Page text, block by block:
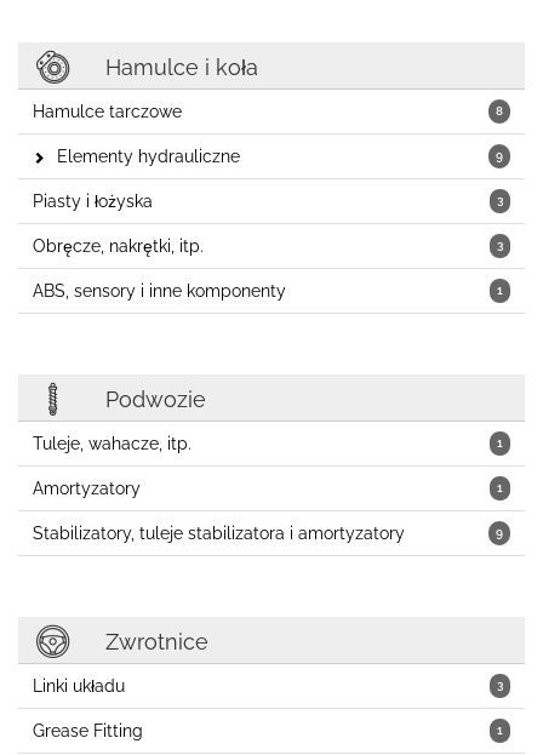
Hamulce i koła
8
Hamulce tarczowe
9
Elementy hydrauliczne
3
Piasty i łożyska
3
Obręcze, nakrętki, itp.
1
ABS, sensory i inne komponenty
Podwozie
1
Tuleje, wahacze, itp.
1
Amortyzatory
9
Stabilizatory, tuleje stabilizatora i amortyzatory
Zwrotnice
3
Linki układu
1
Grease Fitting